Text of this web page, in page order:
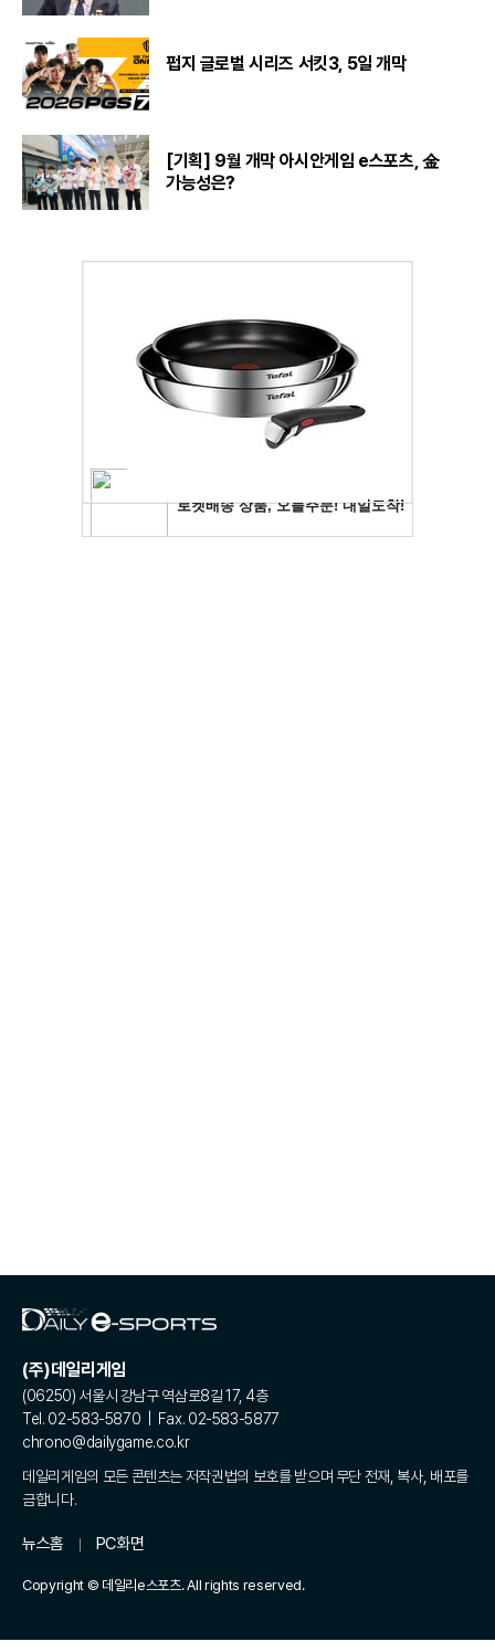
펍지 글로벌 시리즈 서킷3, 5일 개막
[기획] 9월 개막 아시안게임 e스포츠, 金
가능성은?
(주)데일리게임
(06250) 서울시 강남구 역삼로8길 17, 4층
Tel. 02-583-5870 | Fax. 02-583-5877
chrono@dailygame.co.kr
데일리게임의 모든 콘텐츠는 저작권법의 보호를 받으며 무단 전재, 복사, 배포를
금합니다.
뉴스홈 PC화면
Copyright © 데일리e스포츠. All rights reserved.